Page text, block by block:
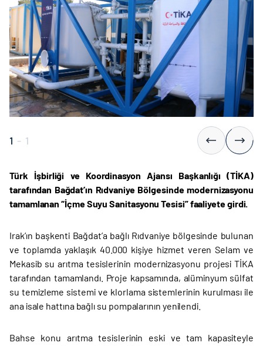
1 - 1
Türk İşbirliği ve Koordinasyon Ajansı Başkanlığı (TİKA)
tarafından Bağdat’ın Rıdvaniye Bölgesinde modernizasyonu
tamamlanan “İçme Suyu Sanitasyonu Tesisi” faaliyete girdi.
Irak’ın başkenti Bağdat’a bağlı Rıdvaniye bölgesinde bulunan
ve toplamda yaklaşık 40.000 kişiye hizmet veren Selam ve
Mekasib su arıtma tesislerinin modernizasyonu projesi TİKA
tarafından tamamlandı. Proje kapsamında, alüminyum sülfat
su temizleme sistemi ve klorlama sistemlerinin kurulması ile
ana isale hattına bağlı su pompalarının yenilendi.
Bahse konu arıtma tesislerinin eski ve tam kapasiteyle